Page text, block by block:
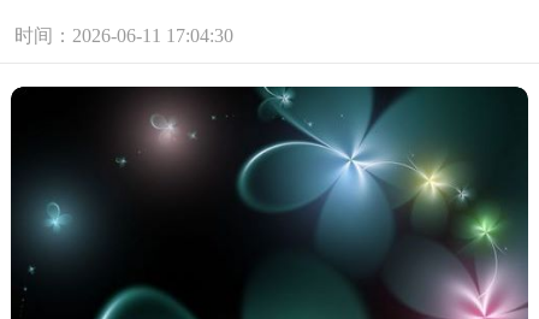
时间：2026-06-11 17:04:30